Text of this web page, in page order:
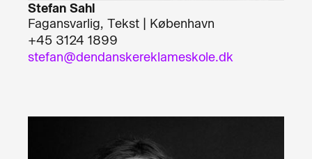
Stefan Sahl
Fagansvarlig, Tekst | København
+45 3124 1899
stefan@dendanskereklameskole.dk